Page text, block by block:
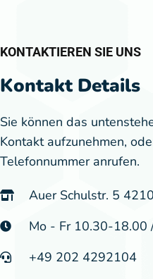
KONTAKTIEREN SIE UNS
Kontakt Details
Sie können das
Kontakt aufzunehmen,
Telefonnummer anrufen.
Auer Schulstr. 5
Mo - Fr 10.30-18.00
+49 202 4292104